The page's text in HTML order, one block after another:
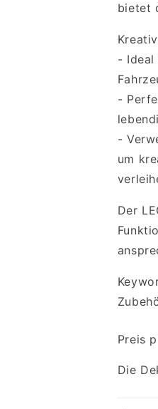
bietet
- Ideal
-
-
um
Der
Preis
Die